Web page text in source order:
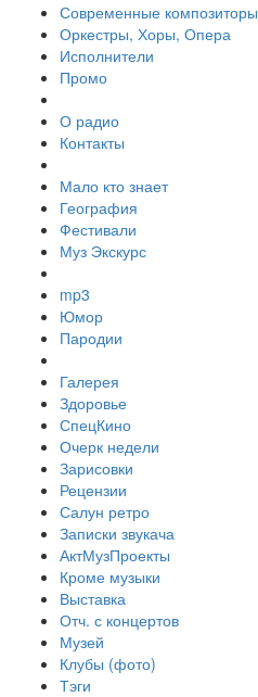
Современные композиторы
Оркестры, Хоры, Опера
Исполнители
Промо
О радио
Контакты
Мало кто знает
География
Фестивали
Муз Экскурс
mp3
Юмор
Пародии
Галерея
Здоровье
СпецКино
Очерк недели
Зарисовки
Рецензии
Салун ретро
Записки звукача
АктМузПроекты
Кроме музыки
Выставка
Отч. с концертов
Музей
Клубы (фото)
Тэги